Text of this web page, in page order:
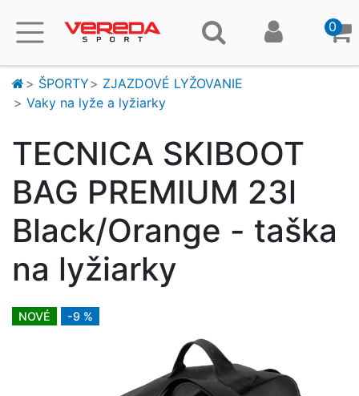
0
ŠPORTY
ZJAZDOVÉ LYŽOVANIE
Vaky na lyže a lyžiarky
TECNICA SKIBOOT
BAG PREMIUM 23l
Black/Orange - taška
na lyžiarky
NOVÉ -9 %